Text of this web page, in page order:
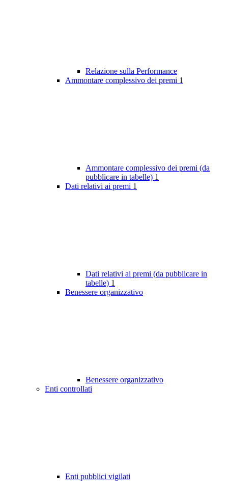
Relazione sulla Performance
Ammontare complessivo dei premi 1
Ammontare complessivo dei premi (da
pubblicare in tabelle) 1
Dati relativi ai premi 1
Dati relativi ai premi (da pubblicare in
tabelle) 1
Benessere organizzativo
Benessere organizzativo
Enti controllati
Enti pubblici vigilati